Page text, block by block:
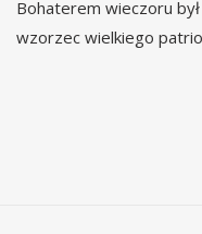
Bohaterem wieczoru
wzorzec wielkiego